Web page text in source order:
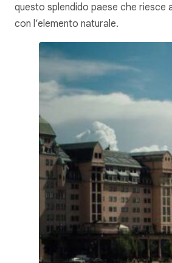
questo splendido paese che riesce
con l’elemento naturale.